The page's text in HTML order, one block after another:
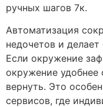
ручных шагов 7к.
Автоматизация
недочетов и
Если окружение
окружение удобнее
вернуть. Это
сервисов, где